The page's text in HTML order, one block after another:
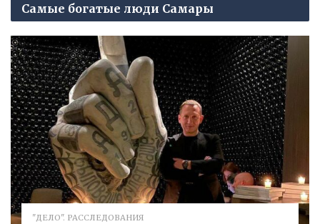
Самые богатые люди Самары
"ДЕЛО". РАССЛЕДОВАНИЯ